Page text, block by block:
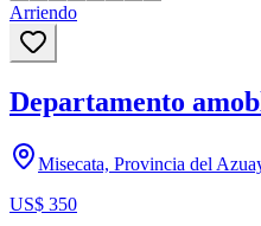
Arriendo
Departamento
Misecata, Provincia del
US$ 350